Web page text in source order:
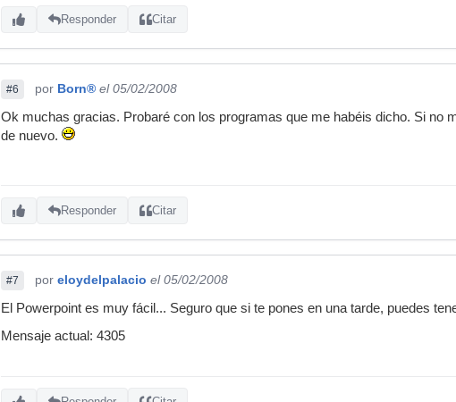
Responder Citar
#6 por Born® el 05/02/2008
Ok muchas gracias. Probaré con los programas que me habéis dicho. Si no
de nuevo.
Responder Citar
#7 por eloydelpalacio el 05/02/2008
El Powerpoint es muy fácil... Seguro que si te pones en una tarde, puedes
Mensaje actual: 4305